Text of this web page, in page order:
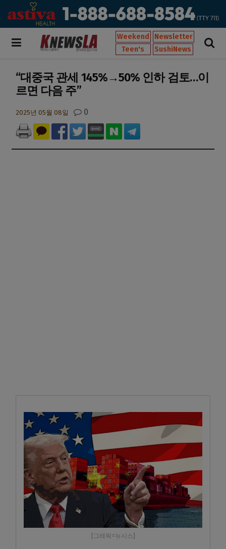
Weekend
Newsletter
Teen's
SushiNews
“대중국 관세 145%→50% 인하 검토…이
르면 다음 주”
2025년 05월 08일 0
[그래픽=뉴시스]